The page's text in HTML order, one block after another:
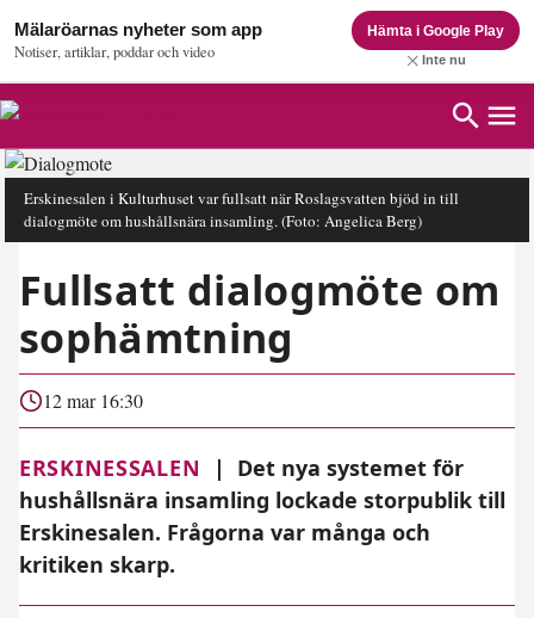
Mälaröarnas nyheter som app
Notiser, artiklar, poddar och video
Hämta i Google Play
Inte nu
Erskinesalen i Kulturhuset var fullsatt när Roslagsvatten bjöd in till
dialogmöte om hushållsnära insamling.(Foto: Angelica Berg)
Fullsatt dialogmöte om
sophämtning
12 mar 16:30
ERSKINESSALEN |
Det nya systemet för
hushållsnära insamling lockade storpublik till
Erskinesalen. Frågorna var många och
kritiken skarp.